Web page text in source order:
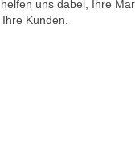
uns dabei, Ihre
Kunden.